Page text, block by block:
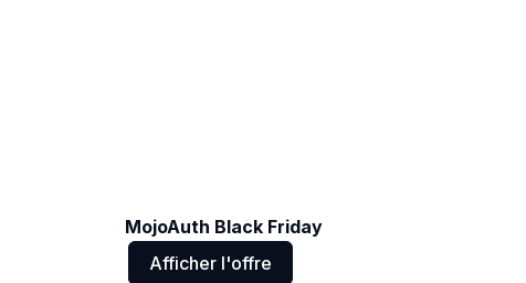
MojoAuth Black Friday
Afficher l'offre